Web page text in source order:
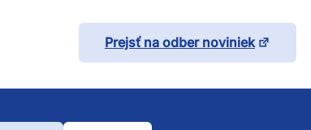
Prejsť na odber noviniek